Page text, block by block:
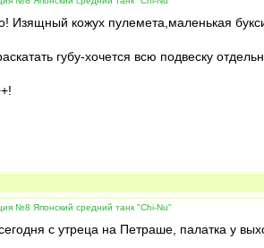
Изящный кожух пулемета,маленькая
губу-хочется всю подвеску
№8 Японский средний танк "Chi-Nu"
с утреца на Петраше, палатка у